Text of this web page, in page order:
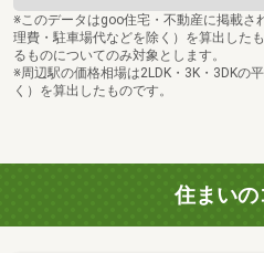
※このデータはgoo住宅・不動産に掲載さ
理費・駐車場代などを除く）を算出した
るものについてのみ対象とします。
※周辺駅の価格相場は2LDK・3K・3DKの
く）を算出したものです。
住まいの